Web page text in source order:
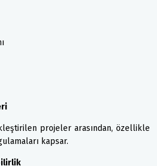
projeler arasından, özellikle
kapsar.